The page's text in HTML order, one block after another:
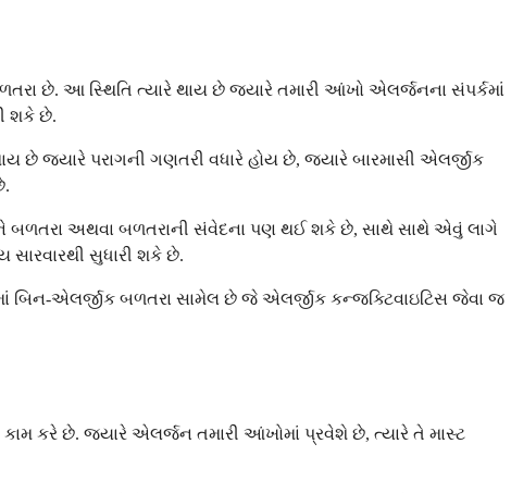
છે. આ સ્થિતિ ત્યારે થાય છે જ્યારે તમારી આંખો એલર્જનના સંપર્કમાં
શકે છે.
જ્યારે પરાગની ગણતરી વધારે હોય છે, જ્યારે બારમાસી એલર્જીક
બળતરા અથવા બળતરાની સંવેદના પણ થઈ શકે છે, સાથે સાથે એવું લાગે
સુધારી શકે છે.
બિન-એલર્જીક બળતરા સામેલ છે જે એલર્જીક કન્જક્ટિવાઇટિસ જેવા જ
કરે છે. જ્યારે એલર્જન તમારી આંખોમાં પ્રવેશે છે, ત્યારે તે માસ્ટ